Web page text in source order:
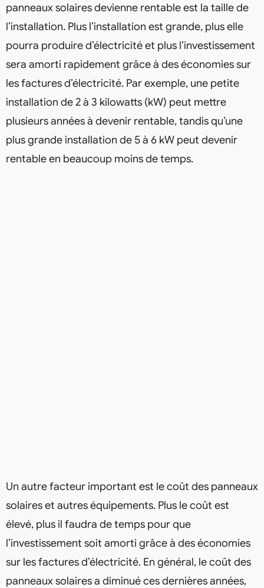
panneaux solaires devienne rentable est la taille de
l’installation. Plus l’installation est grande, plus elle
pourra produire d’électricité et plus l’investissement
sera amorti rapidement grâce à des économies sur
les factures d’électricité. Par exemple, une petite
installation de 2 à 3 kilowatts (kW) peut mettre
plusieurs années à devenir rentable, tandis qu’une
plus grande installation de 5 à 6 kW peut devenir
rentable en beaucoup moins de temps.
Un autre facteur important est le coût des panneaux
solaires et autres équipements. Plus le coût est
élevé, plus il faudra de temps pour que
l’investissement soit amorti grâce à des économies
sur les factures d’électricité. En général, le coût des
panneaux solaires a diminué ces dernières années,